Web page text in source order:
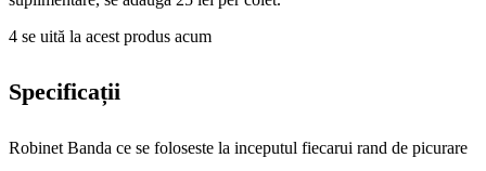
4 se uită la acest produs acum
Specificații
Robinet Banda ce se foloseste la inceputul fiecarui rand de picurare